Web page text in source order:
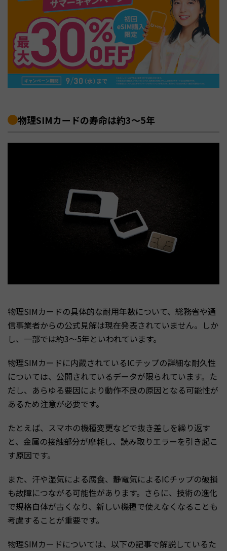
物理SIMカードの寿命は約3〜5年
物理SIMカードの具体的な耐用年数について、総務省や通
信事業者からの公式見解は現在発表されていません。しか
し、一部では約3〜5年といわれています。
物理SIMカードに内蔵されているICチップの詳細な耐久性
については、公開されているデータが限られています。た
だし、あらゆる要因により動作不良の原因となる可能性が
あるため注意が必要です。
たとえば、スマホの機種変更などで抜き差しを繰り返す
と、金属の接触部分が摩耗し、読み取りエラーを引き起こ
す原因です。
また、汗や湿気による腐食、静電気によるICチップの破損
も故障につながる可能性があります。さらに、技術の進化
で規格自体が古くなり、新しい機種で使えなくなることも
考慮することが重要です。
物理SIMカードについては、以下の記事で解説しているた